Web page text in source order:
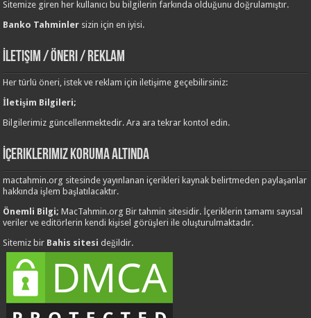
Sitemize giren her kullanıcı bu bilgilerin farkında olduğunu doğrulamıştır.
Banko Tahminler sizin için en iyisi.
İletişim / Öneri / Reklam
Her türlü öneri, istek ve reklam için iletişime geçebilirsiniz:
İletişim Bilgileri;
Bilgilerimiz güncellenmektedir. Ara ara tekrar kontol edin.
İçeriklerimiz Koruma Altında
mactahmin.org sitesinde yayınlanan içerikleri kaynak belirtmeden paylaşanlar
hakkında işlem başlatılacaktır.
Önemli Bilgi;MacTahmin.org Bir tahmin sitesidir. İçeriklerin tamamı sayısal
veriler ve editörlerin kendi kişisel görüşleri ile oluşturulmaktadır.
Sitemiz bir Bahis sitesi değildir.